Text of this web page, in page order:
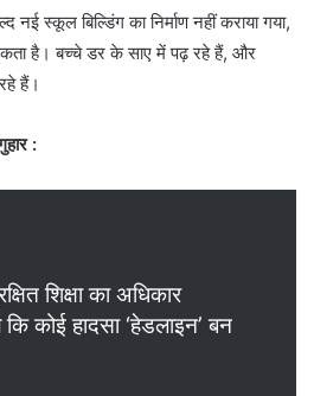
नई स्कूल बिल्डिंग का निर्माण नहीं कराया गया,
सकता है। बच्चे डर के साए में पढ़ रहे हैं, और
हैं।
:
शिक्षा का अधिकार
कोई हादसा ‘हेडलाइन’ बन